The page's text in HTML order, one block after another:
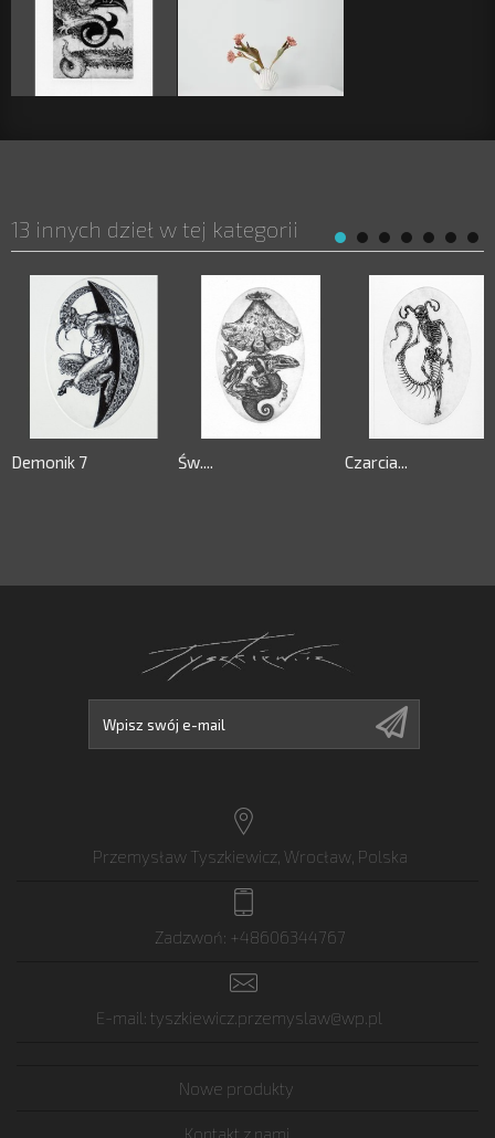
13 innych dzieł w tej kategorii
Demonik 7 Św.... Czarcia...
Przemysław Tyszkiewicz, Wrocław, Polska
Zadzwoń: +48606344767
E-mail: tyszkiewicz.przemyslaw@wp.pl
Nowe produkty
Kontakt z nami